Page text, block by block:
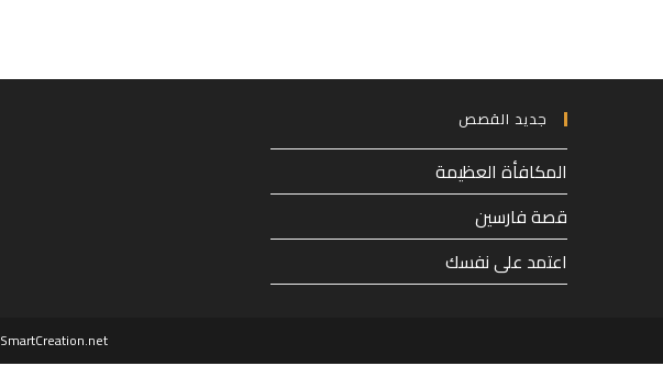
جديد القصص
المكافأة العظيمة
قصة فارسين
اعتمد على نفسك
SmartCreation.net